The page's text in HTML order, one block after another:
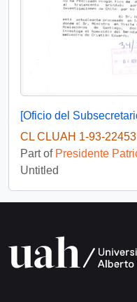
CL CLUAH 1-93-22453
Part of Presidente
Untitled